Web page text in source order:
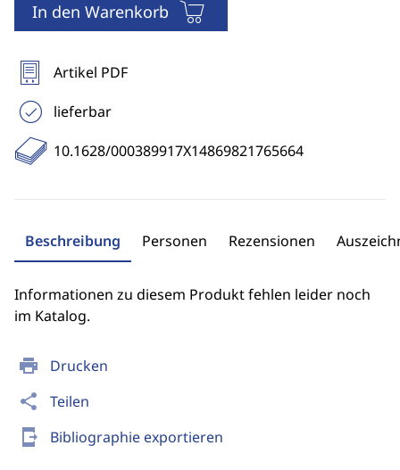
print Drucken
share Teilen
send_to_mobile Bibliographie exportieren
In den Warenkorb
Artikel PDF
lieferbar
10.1628/000389917X14869821765664
Beschreibung Personen Rezensionen
Informationen zu diesem Produkt fehlen leider noch
im Katalog.